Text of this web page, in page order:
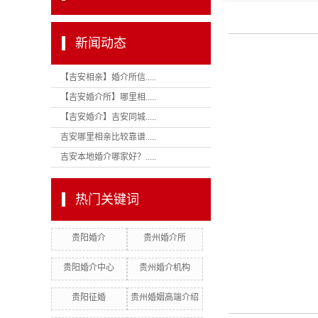
新闻动态
【吉安相亲】婚介所信.....
【吉安婚介所】哪里相.....
【吉安婚介】吉安同城.....
吉安哪里相亲比较靠谱.....
吉安本地婚介哪家好？.....
热门关键词
贵阳婚介 贵州婚介所
贵阳婚介中心 贵州婚介机构
贵阳征婚
贵州婚姻高端介绍